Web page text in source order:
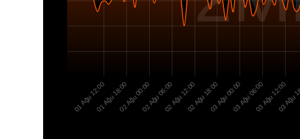
01 Ağu 12:0001 Ağu 18:0002 Ağu 00:0002 Ağu 06:0002 Ağu 12:0002 Ağu 18:0003 Ağu 00:0003 Ağu 06:0003 Ağu 12:00
03